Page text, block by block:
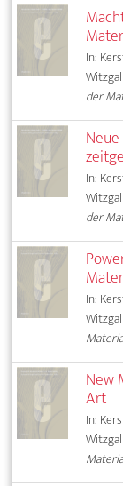
In:
der
In:
der
In:
New
Art
In: